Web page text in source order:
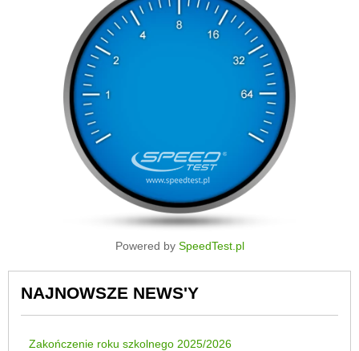
Powered by SpeedTest.pl
NAJNOWSZE NEWS'Y
Zakończenie roku szkolnego 2025/2026